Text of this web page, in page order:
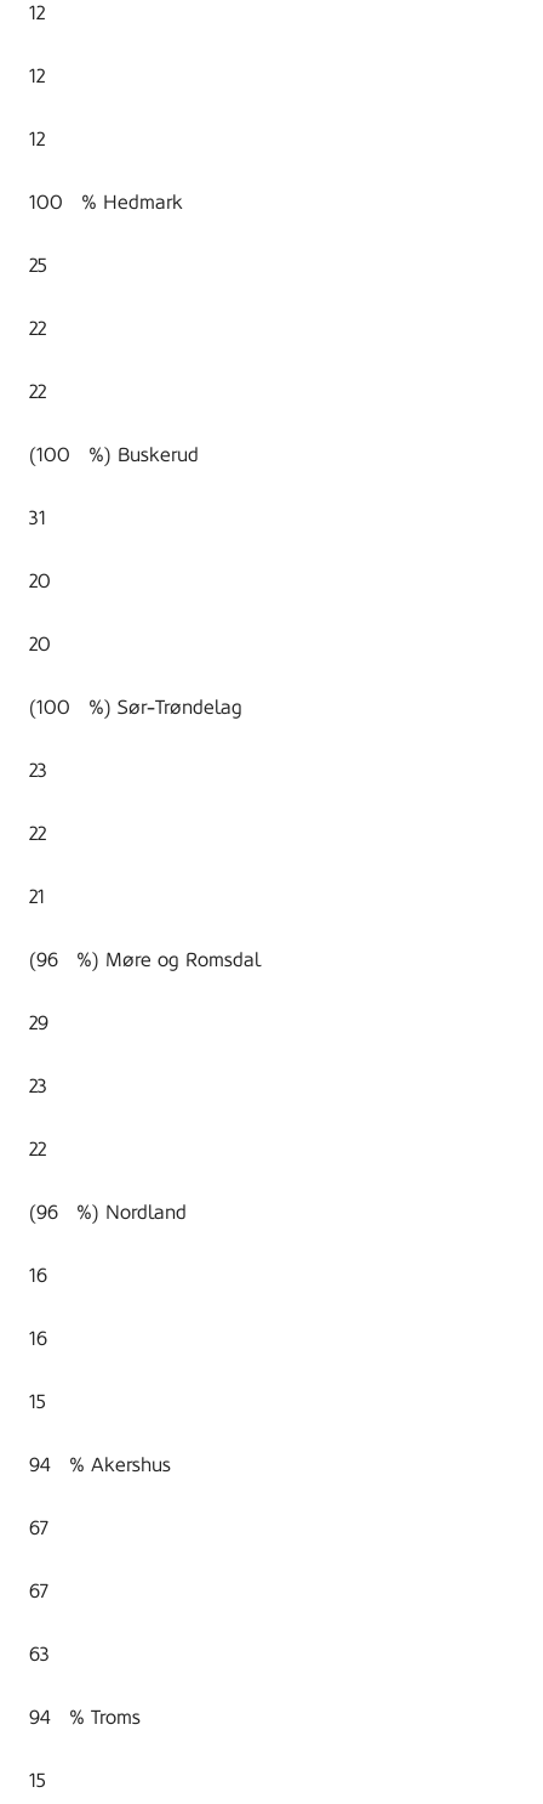
12
12
12
100 % Hedmark
25
22
22
(100 %) Buskerud
31
20
20
(100 %) Sør-Trøndelag
23
22
21
(96 %) Møre og Romsdal
29
23
22
(96 %) Nordland
16
16
15
94 % Akershus
67
67
63
94 % Troms
15